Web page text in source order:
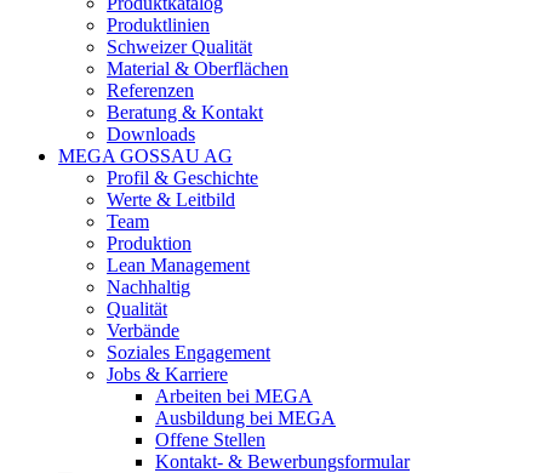
Produktlinien
Schweizer Qualität
Material & Oberflächen
Referenzen
Beratung & Kontakt
Downloads
MEGA GOSSAU AG
Profil & Geschichte
Werte & Leitbild
Team
Produktion
Lean Management
Nachhaltig
Qualität
Verbände
Soziales Engagement
Jobs & Karriere
Arbeiten bei MEGA
Ausbildung bei MEGA
Offene Stellen
Kontakt- & Bewerbungsformular